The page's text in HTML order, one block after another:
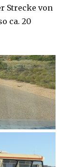
Strecke von
ca. 20